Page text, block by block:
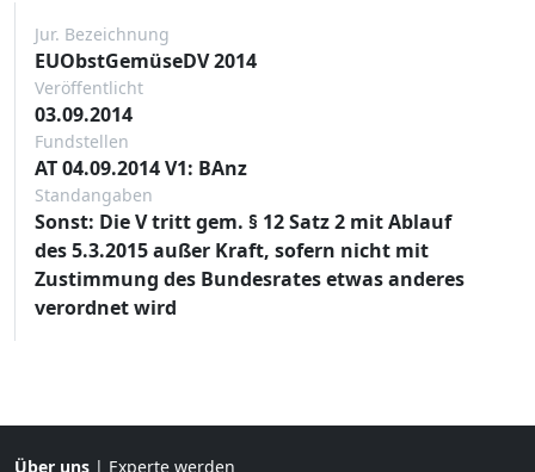
Jur. Bezeichnung
EUObstGemüseDV 2014
Veröffentlicht
03.09.2014
Fundstellen
AT 04.09.2014 V1: BAnz
Standangaben
Sonst: Die V tritt gem. § 12 Satz 2 mit Ablauf
des 5.3.2015 außer Kraft, sofern nicht mit
Zustimmung des Bundesrates etwas anderes
verordnet wird
Über uns | Experte werden